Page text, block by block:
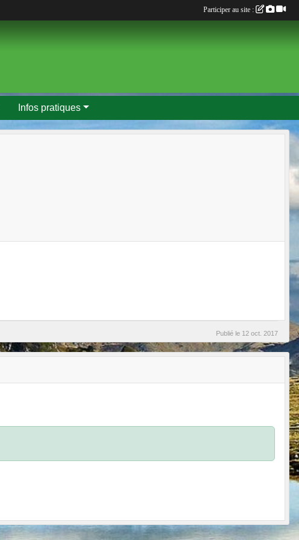
Infos pratiques
Publié le 12 oct. 2017
Participer au site :